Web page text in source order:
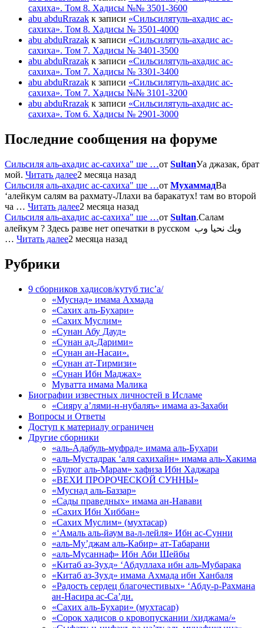
сахиха». Том 8. Хадисы №№ 3501-3600
abu abduRrazak к записи «Сильсилятуль-ахадис ас-
сахиха». Том 8. Хадисы № 3501-4000
abu abduRrazak к записи «Сильсилятуль-ахадис ас-
сахиха». Том 7. Хадисы № 3401-3500
abu abduRrazak к записи «Сильсилятуль-ахадис ас-
сахиха». Том 7. Хадисы № 3301-3400
abu abduRrazak к записи «Сильсилятуль-ахадис ас-
сахиха». Том 7. Хадисы №№ 3101-3200
abu abduRrazak к записи «Сильсилятуль-ахадис ас-
сахиха». Том 6. Хадисы № 2901-3000
Последние сообщения на форуме
Сильсиля аль-ахадис ас-сахиха" ше …от SultanУа джазак, брат
мой. Читать далее2 месяца назад
Сильсиля аль-ахадис ас-сахиха" ше …от МухаммадВа
‘алейкум салям ва рахмату-Ллахи ва баракатух! там во второй
ча … Читать далее2 месяца назад
Сильсиля аль-ахадис ас-сахиха" ше …от Sultan.Салам
алейкум ? Здесь разве нет опечатки в русском وبك نحيا وب
… Читать далее2 месяца назад
Рубрики
9 сборников хадисов/кутуб тис’а/
«Муснад» имама Ахмада
«Сахих аль-Бухари»
«Сахих Муслим»
«Сунан Абу Дауд»
«Сунан ад-Дарими»
«Сунан ан-Насаи».
«Сунан ат-Тирмизи»
«Сунан Ибн Маджах»
Муватта имама Малика
Биографии известных личностей в Исламе
«Сияру а’лями-н-нубаляъ» имама аз-Захаби
Вопросы и Ответы
Доступ к материалу ограничен
Другие сборники
«аль-Адабуль-муфрад» имама аль-Бухари
«аль-Мустадрак ‘аля сахихайн» имама аль-Хакима
«Булюг аль-Марам» хафиза Ибн Хаджара
«ВЕХИ ПРОРОЧЕСКОЙ СУННЫ»
«Муснад аль-Баззар»
«Сады праведных» имама ан-Навави
«Сахих Ибн Хиббан»
«Сахих Муслим» (мухтасар)
«‘Амаль аль-йаум ва-л-лейля» Ибн ас-Сунни
«аль-Му’джам аль-Кабир» ат-Табарани
«аль-Мусаннаф» Ибн Аби Шейбы
«Китаб аз-Зухд» ‘Абдуллаха ибн аль-Мубарака
«Китаб аз-Зухд» имама Ахмада ибн Ханбаля
«Радость сердец благочестивых» ‘Абду-р-Рахмана
ан-Насира ас-Са’ди.
«Сахих аль-Бухари» (мухтасар)
«Сорок хадисов о кровопускании /хиджама/»